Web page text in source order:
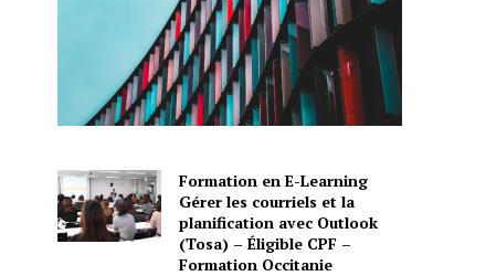
Formation en E-Learning
Gérer les courriels et la
planification avec Outlook
(Tosa) – Éligible CPF –
Formation Occitanie